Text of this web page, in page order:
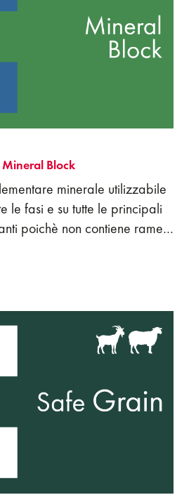
Mineral Block
minerale utilizzabile
le fasi e su tutte le principali
poichè non contiene rame